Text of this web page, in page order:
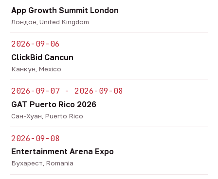
App Growth Summit London
Лондон, United Kingdom
2026-09-06
ClickBid Cancun
Канкун, Mexico
2026-09-07 - 2026-09-08
GAT Puerto Rico 2026
Сан-Хуан, Puerto Rico
2026-09-08
Entertainment Arena Expo
Бухарест, Romania